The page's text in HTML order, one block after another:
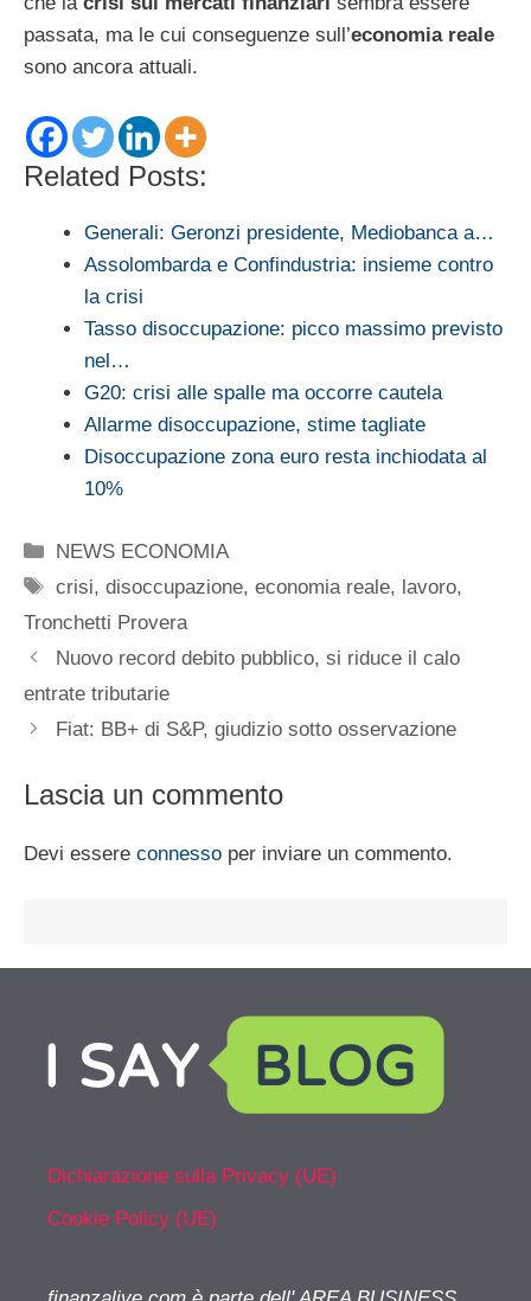
passata, ma le cui conseguenze sull’economia reale
sono ancora attuali.
Related Posts:
Generali: Geronzi presidente, Mediobanca a…
Assolombarda e Confindustria: insieme contro
la crisi
Tasso disoccupazione: picco massimo previsto
nel…
G20: crisi alle spalle ma occorre cautela
Allarme disoccupazione, stime tagliate
Disoccupazione zona euro resta inchiodata al
10%
Categorie
NEWS ECONOMIA
Tag
crisi,disoccupazione,economia reale, lavoro,
Tronchetti Provera
Nuovo record debito pubblico, si riduce il calo
entrate tributarie
Fiat: BB+ di S&P, giudizio sotto osservazione
Lascia un commento
Devi essere connesso per inviare un commento.
Dichiarazione sulla Privacy (UE)
Cookie Policy (UE)